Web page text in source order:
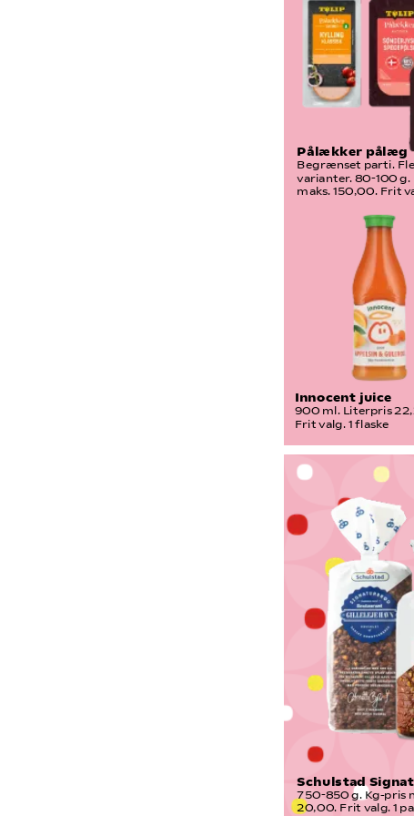
Innocent juice
900 ml. Literpris
Frit valg. 1 flaske
Pålækker pålæg
Begrænset parti.
varianter. 80-100 g.
maks. 150,00. Frit
Schulstad
750-850 g. Kg-pris
20,00. Frit valg. 1